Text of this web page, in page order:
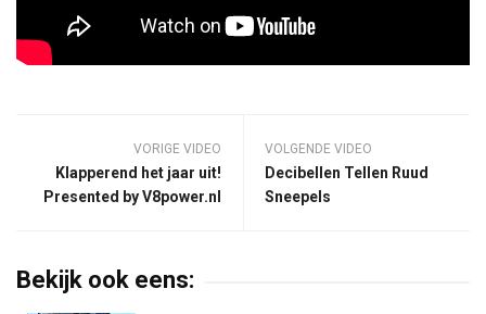
VORIGE VIDEO
Klapperend het jaar uit!
Presented by V8power.nl
VOLGENDE VIDEO
Decibellen Tellen Ruud
Sneepels
Bekijk ook eens: